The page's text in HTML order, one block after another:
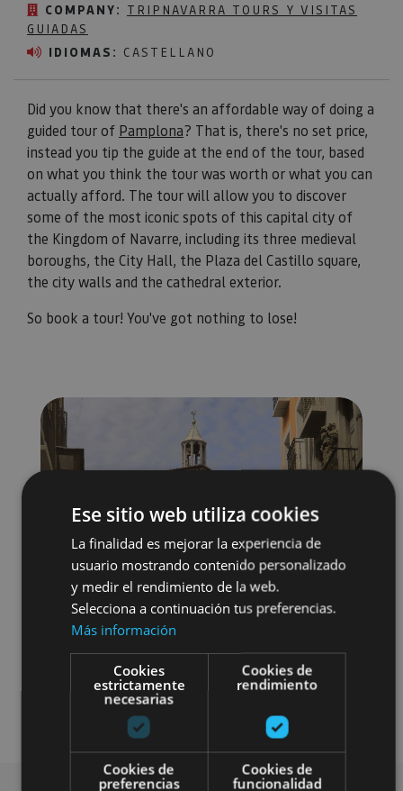
COMPANY: TRIPNAVARRA TOURS Y VISITAS
GUIADAS
IDIOMAS: CASTELLANO
Did you know that there's an affordable way of doing a
guided tour of Pamplona? That is, there's no set price,
instead you tip the guide at the end of the tour, based
on what you think the tour was worth or what you can
actually afford. The tour will allow you to discover
some of the most iconic spots of this capital city of
the Kingdom of Navarre, including its three medieval
boroughs, the City Hall, the Plaza del Castillo square,
the city walls and the cathedral exterior.
So book a tour! You've got nothing to lose!
Localidades Visitas guiadas
Ese sitio web utiliza cookies
La finalidad es mejorar la experiencia de
usuario mostrando contenido personalizado
y medir el rendimiento de la web.
Selecciona a continuación tus preferencias.
Más información
Cookies
estrictamente
necesarias
Cookies de
rendimiento
Cookies de
preferencias
Cookies de
funcionalidad